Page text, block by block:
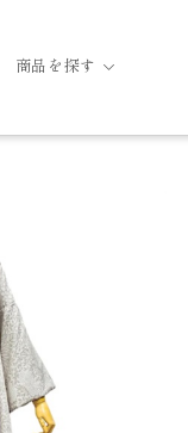
商品を探す